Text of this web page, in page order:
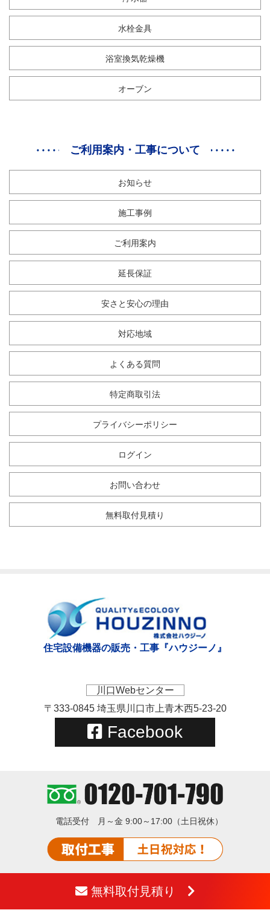
水栓金具
浴室換気乾燥機
オーブン
ご利用案内・工事について
お知らせ
施工事例
ご利用案内
延長保証
安さと安心の理由
対応地域
よくある質問
特定商取引法
プライバシーポリシー
ログイン
お問い合わせ
無料取付見積り
住宅設備機器の販売・工事『ハウジーノ』
川口Webセンター
〒333-0845 埼玉県川口市上青木西5-23-20
Facebook
電話受付 月～金 9:00～17:00（土日祝休）
無料取付見積り